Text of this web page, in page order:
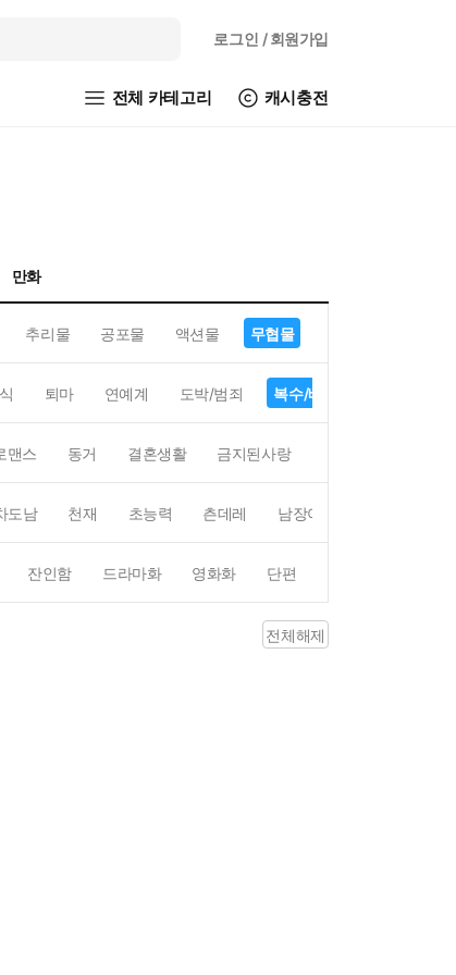
로그인 / 회원가입
전체 카테고리 캐시충전
만화
추리물 공포물 액션물 무협물
퇴마 연예계 도박/범죄 복수/배신
맨스 동거 결혼생활 금지된사랑
도남 천재 초능력 츤데레 남장여자
잔인함 드라마화 영화화 단편
전체해제